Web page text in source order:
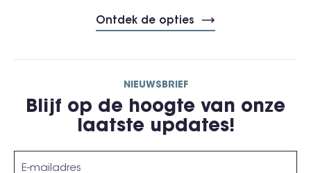
Ontdek de opties
NIEUWSBRIEF
Blijf op de hoogte van onze
laatste updates!